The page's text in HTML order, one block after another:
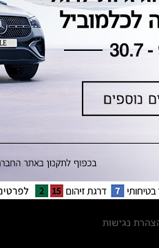
נתוני זיהום אוויר וצריכת דלק וחשמל
נתוני תווית צמיגים
מחירון חלפים
הודעה על הטבות לרכבי מרצדס בהסדר
נגישות